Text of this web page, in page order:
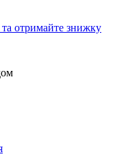
та отримайте знижку